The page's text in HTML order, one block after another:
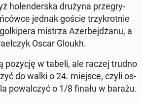
holen­der­s­ka drużyna prze­gry­
jednak goście trzykrot­nie
mistrza Azer­be­jdżanu, a
Oscar Gloukh.
pozycję w tabeli, ale raczej trudno
do walki o 24. miejsce, czyli os­
powal­czyć o 1/8 finału w barażu.